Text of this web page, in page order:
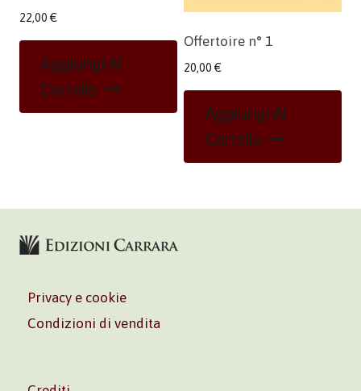
22,00 €
Aggiungi Al
Carrello
Offertoire n° 1
20,00 €
Aggiungi Al
Carrello
Privacy e cookie
Condizioni di vendita